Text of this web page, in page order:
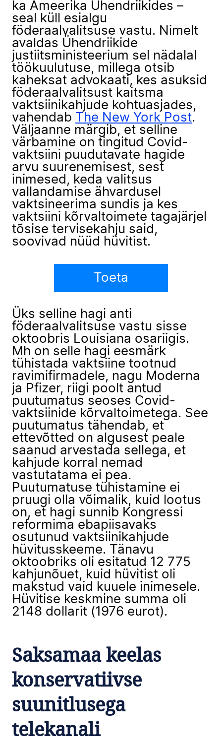
ka Ameerika Ühendriikides –
seal küll esialgu
föderaalvalitsuse vastu. Nimelt
avaldas Ühendriikide
justiitsministeerium sel nädalal
töökuulutuse, millega otsib
kaheksat advokaati, kes asuksid
föderaalvalitsust kaitsma
vaktsiinikahjude kohtuasjades,
vahendab
The New York Post.
Väljaanne märgib, et selline
värbamine on tingitud Covid-
vaktsiini puudutavate hagide
arvu suurenemisest, sest
inimesed, keda valitsus
vallandamise ähvardusel
vaktsineerima sundis ja kes
vaktsiini kõrvaltoimete tagajärjel
tõsise tervisekahju said,
soovivad nüüd hüvitist.
Toeta
Üks selline hagi anti
föderaalvalitsuse vastu sisse
oktoobris Louisiana osariigis.
Mh on selle hagi eesmärk
tühistada vaktsiine tootnud
ravimifirmadele, nagu Moderna
ja Pfizer, riigi poolt antud
puutumatus seoses Covid-
vaktsiinide kõrvaltoimetega. See
puutumatus tähendab, et
ettevõtted on algusest peale
saanud arvestada sellega, et
kahjude korral nemad
vastutatama ei pea.
Puutumatuse tühistamine ei
pruugi olla võimalik, kuid lootus
on, et hagi sunnib Kongressi
reformima ebapiisavaks
osutunud vaktsiinikahjude
hüvitusskeeme. Tänavu
oktoobriks oli esitatud 12 775
kahjunõuet, kuid hüvitist oli
makstud vaid kuuele inimesele.
Hüvitise keskmine summa oli
2148 dollarit (1976 eurot).
Saksamaa keelas
konservatiivse
suunitlusega
telekanali